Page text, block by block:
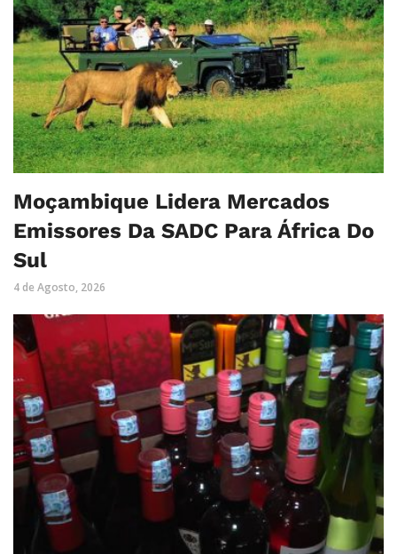
Moçambique Lidera Mercados
Emissores Da SADC Para África Do
Sul
4 de Agosto, 2026